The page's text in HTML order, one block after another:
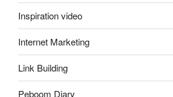
Inspiration video
Internet Marketing
Link Building
Peboom Diary